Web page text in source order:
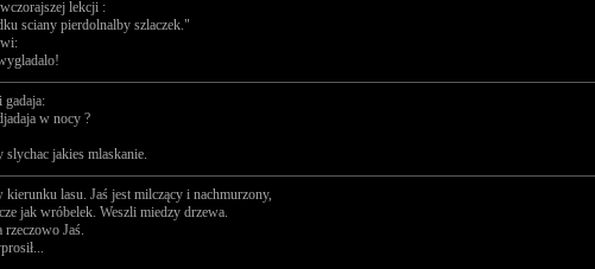
lekcji :
sciany pierdolnalby szlaczek."
gadaja:
w nocy ?
jakies mlaskanie.
kierunku lasu. Jaś jest milczący i nachmurzony,
jak wróbelek. Weszli miedzy drzewa.
rzeczowo Jaś.